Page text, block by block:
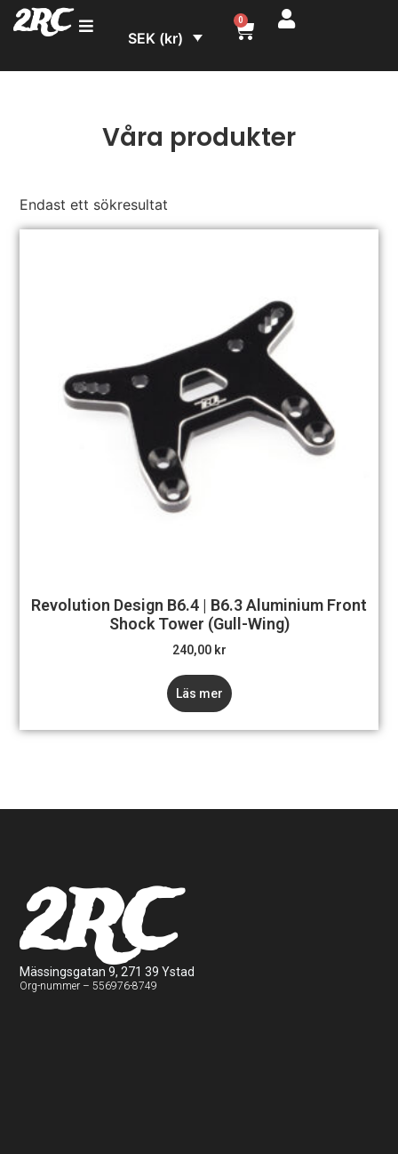
2RC SEK (kr)
0
Våra produkter
Endast ett sökresultat
Revolution Design B6.4 | B6.3 Aluminium Front
Shock Tower (gull-Wing)
240,00 kr
Läs mer
2RC
Mässingsgatan 9, 271 39 Ystad
Org-nummer – 556976-8749